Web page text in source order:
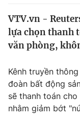
Thế giới
Thế giới đó đây
Câu chuyện quốc
Kinh tế
Tài chính
Thị trường
Dữ liệu và đời
VTV.vn -
lựa chọn thanh
văn phòng,
Kênh truyền
đoàn bất động
sẽ thanh toán
nhằm giảm bớt